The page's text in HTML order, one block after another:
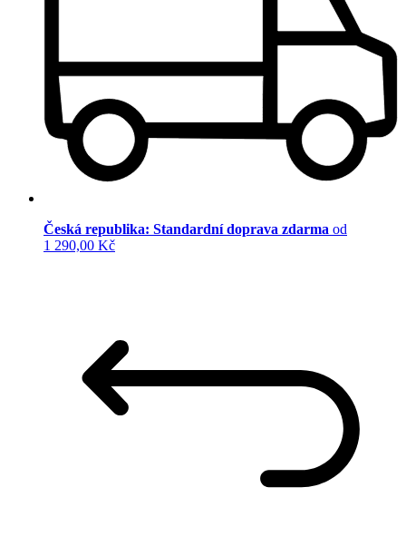
Česká republika: Standardní doprava zdarma od
1 290,00 Kč